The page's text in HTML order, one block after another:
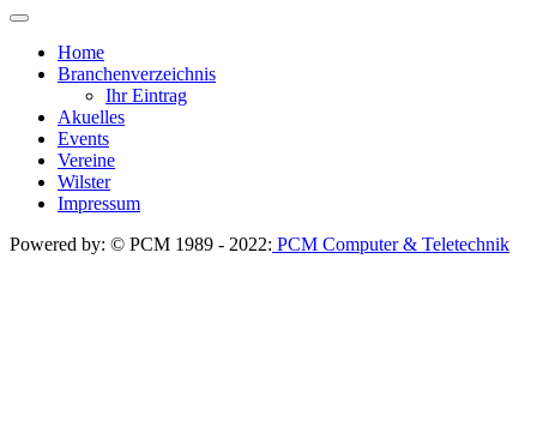
Home
Branchenverzeichnis
Ihr Eintrag
Akuelles
Events
Vereine
Wilster
Impressum
Powered by: © PCM 1989 - 2022: PCM Computer & Teletechnik